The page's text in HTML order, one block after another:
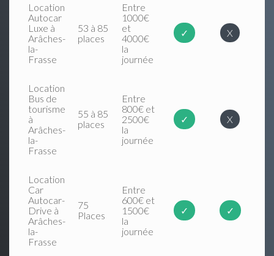
Location
Autocar
Luxe à
Arâches-
la-
Frasse
53 à 85
places
Entre
1000€
et
4000€
la
journée
✓ X
Location
Bus de
tourisme
à
Arâches-
la-
Frasse
55 à 85
places
Entre
800€ et
2500€
la
journée
✓ X
Location
Car
Autocar-
Drive à
Arâches-
la-
Frasse
75
Places
Entre
600€ et
1500€
la
journée
✓ ✓